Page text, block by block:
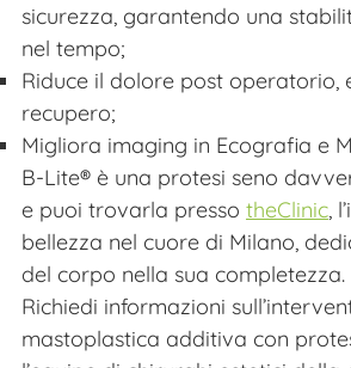
sicurezza, garantendo una
nel tempo;
Riduce il dolore post operatorio,
recupero;
Migliora imaging in Ecografia e
B-Lite® è una protesi seno
e puoi trovarla presso theClinic,
bellezza nel cuore di Milano,
del corpo nella sua completezza.
Richiedi informazioni
mastoplastica additiva con